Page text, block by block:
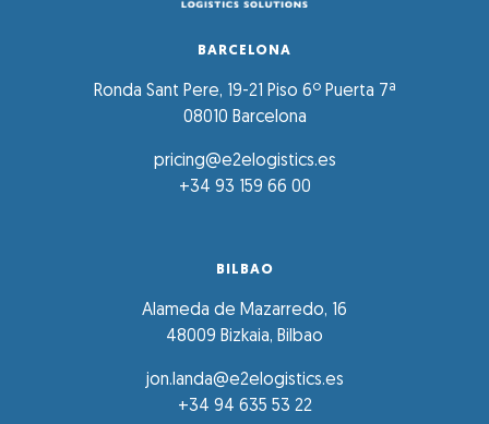
BARCELONA
Ronda Sant Pere, 19-21 Piso 6º Puerta 7ª
08010 Barcelona
pricing@e2elogistics.es
+34 93 159 66 00
BILBAO
Alameda de Mazarredo, 16
48009 Bizkaia, Bilbao
jon.landa@e2elogistics.es
+34 94 635 53 22